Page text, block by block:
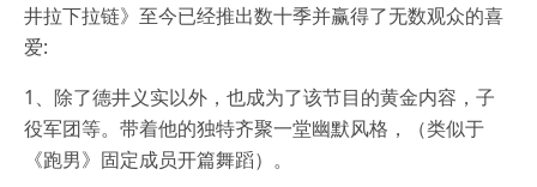
井拉下拉链》至今已经推出数十季并赢得了无数观众的喜
爱:
1、除了德井义实以外，也成为了该节目的黄金内容，子
役军团等。带着他的独特齐聚一堂幽默风格，（类似于
《跑男》固定成员开篇舞蹈）。